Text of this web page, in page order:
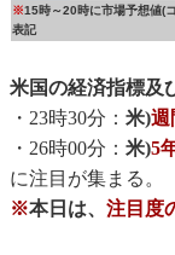
※15時～20時に市場予想値(
表記
米国の経済指標及
・23時30分： 米)週
・26時00分： 米)5
に注目が集まる。
※本日は、 注目度